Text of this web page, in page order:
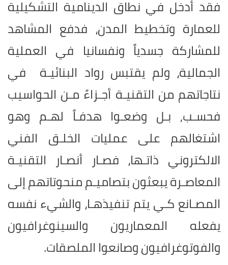
فقد أدخل في نطاق الدينامية التشكيلية
للعمارة وتخطيط المدن، فدفع المشاهد
للمشاركة جسدياً ونفسانيا في العملية
الجمالية، ولم يقتبس رواد البنائيـة في
نتاجاتهم من التقنيـة أجـزاءً مـن الحواسيب
فحسـب, بـل وضعـوا هدفـاً لهـم وهو
اشتغالهم على عمليات الخلـق الفني
الالكتروني ذاتـها، فصـار أنصـار التقنيـة
المعاصـرة يبعثون بتصاميـم منحوتاتهم إلى
المصـانع كـي يتم تنفيذهـا، والشيء نفسه
يفعله المعماريون والسينوغرافيون
والفوتوغرافيون وصانعوا الملصقات.